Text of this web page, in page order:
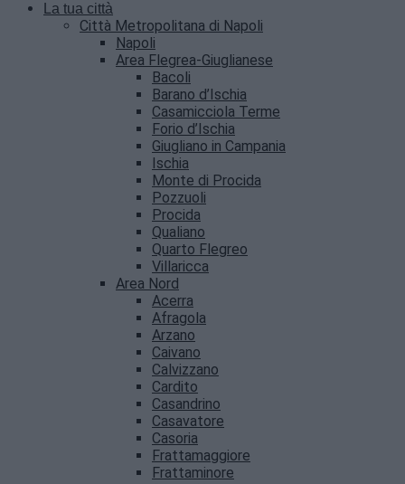
La tua città
Città Metropolitana di Napoli
Napoli
Area Flegrea-Giuglianese
Bacoli
Barano d’Ischia
Casamicciola Terme
Forio d’Ischia
Giugliano in Campania
Ischia
Monte di Procida
Pozzuoli
Procida
Qualiano
Quarto Flegreo
Villaricca
Area Nord
Acerra
Afragola
Arzano
Caivano
Calvizzano
Cardito
Casandrino
Casavatore
Casoria
Frattamaggiore
Frattaminore